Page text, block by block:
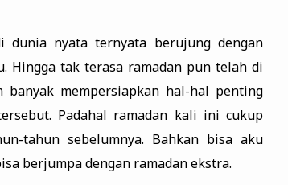
dunia nyata ternyata berujung dengan
Hingga tak terasa ramadan pun telah di
banyak mempersiapkan hal-hal penting
Padahal ramadan kali ini cukup
tahun sebelumnya. Bahkan bisa aku
berjumpa dengan ramadan ekstra.